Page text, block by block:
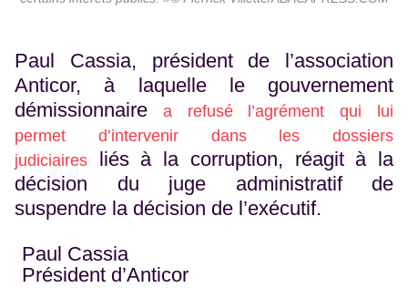
Paul Cassia, président de l’association
Anticor, à laquelle le gouvernement
démissionnaire a refusé l’agrément qui lui
permet d’intervenir dans les dossiers
judiciaires
liés à la corruption, réagit à la
décision du juge administratif de
suspendre la décision de l’exécutif.
Paul Cassia
Président d’Anticor